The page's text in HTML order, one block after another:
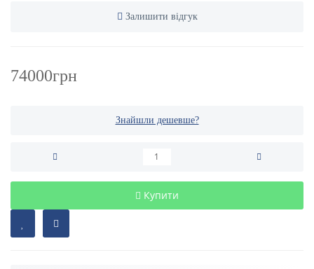
Залишити відгук
74000грн
Знайшли дешевше?
Купити